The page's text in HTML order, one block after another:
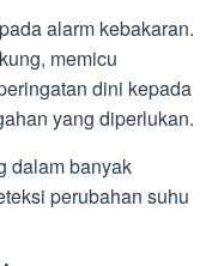
alarm kebakaran.
memicu
dini kepada
yang diperlukan.
dalam banyak
perubahan suhu